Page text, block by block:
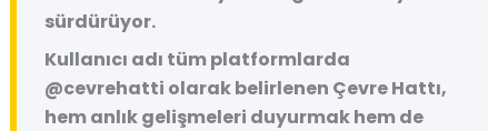
sürdürüyor.
Kullanıcı adı tüm platformlarda
@cevrehatti olarak belirlenen Çevre Hattı,
hem anlık gelişmeleri duyurmak hem de